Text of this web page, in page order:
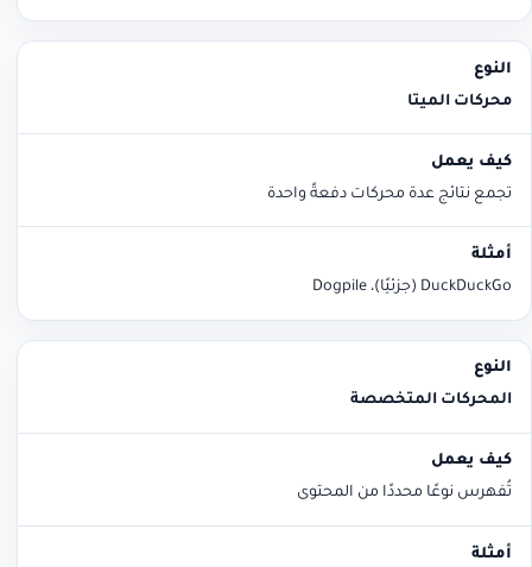
محركات الميتا
تجمع نتائج عدة محركات دفعةً واحدة
DuckDuckGo (جزئيًا)، Dogpile
المحركات المتخصصة
تُفهرس نوعًا محددًا من المحتوى